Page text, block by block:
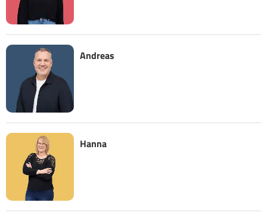
Andreas
Hanna